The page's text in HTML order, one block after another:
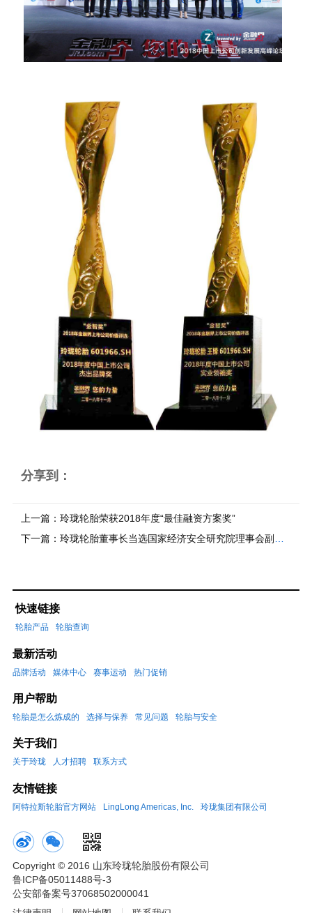
分享到：
上一篇：玲珑轮胎荣获2018年度“最佳融资方案奖”
下一篇：玲珑轮胎董事长当选国家经济安全研究院理事会副理事长
快速链接
轮胎产品 轮胎查询
最新活动
品牌活动 媒体中心 赛事运动 热门促销
用户帮助
轮胎是怎么炼成的 选择与保养 常见问题 轮胎与安全
关于我们
关于玲珑 人才招聘 联系方式
友情链接
阿特拉斯轮胎官方网站 LingLong Americas, Inc. 玲珑集团有限公司
Copyright © 2016 山东玲珑轮胎股份有限公司
鲁ICP备05011488号-3
公安部备案号37068502000041